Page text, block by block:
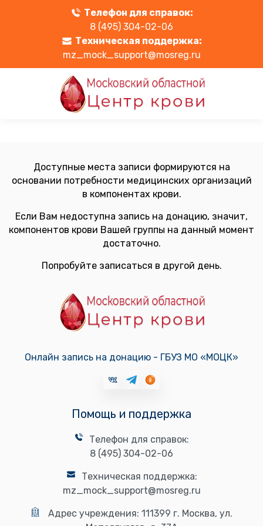
Телефон для справок:
8 (495) 304-02-06
Техническая поддержка:
mz_mock_support@mosreg.ru
Доступные места записи формируются на
основании потребности медицинских организаций
в компонентах крови.
Если Вам недоступна запись на донацию, значит,
компонентов крови Вашей группы на данный момент
достаточно.
Попробуйте записаться в другой день.
Онлайн запись на донацию - ГБУЗ МО «МОЦК»
Помощь и поддержка
Телефон для справок:
8 (495) 304-02-06
Техническая поддержка:
mz_mock_support@mosreg.ru
Адрес учреждения: 111399 г. Москва, ул.